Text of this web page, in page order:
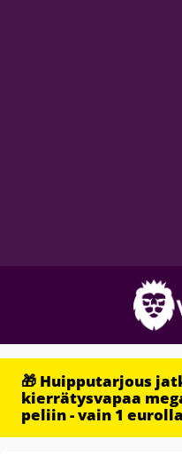
🎁 Huipputarjous
kierrätysvapaa
peliin - vain 1